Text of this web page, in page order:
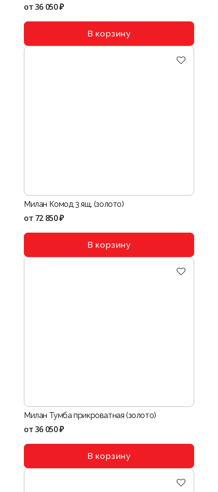
от36 050 ₽
В корзину
Милан Комод 3 ящ. (золото)
от 72 850 ₽
В корзину
Милан Тумба прикроватная (золото)
от36 050 ₽
В корзину